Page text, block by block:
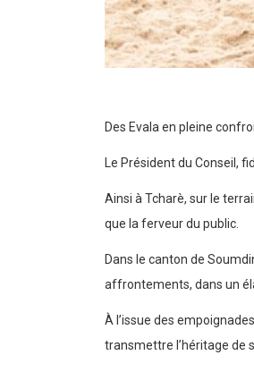
Des Evala en pleine
Le Président du Conseil,
Ainsi à Tcharè, sur le
que la ferveur du public.
Dans le canton de
affrontements, dans un
À l’issue des
transmettre l’héritage de